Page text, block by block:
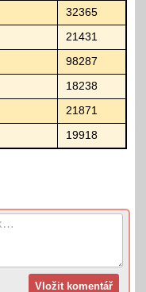
32365
21431
98287
18238
21871
19918